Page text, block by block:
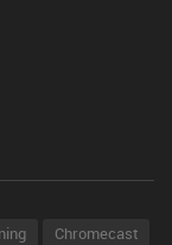
Chromecast